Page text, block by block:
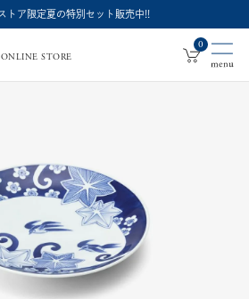
トア限定夏の特別セット販売中!!
深
ONLINE STORE
0